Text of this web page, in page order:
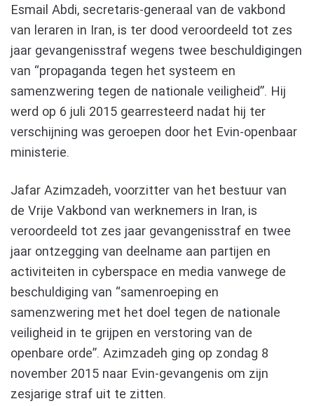
Esmail Abdi, secretaris-generaal van de vakbond
van leraren in Iran, is ter dood veroordeeld tot zes
jaar gevangenisstraf wegens twee beschuldigingen
van “propaganda tegen het systeem en
samenzwering tegen de nationale veiligheid”. Hij
werd op 6 juli 2015 gearresteerd nadat hij ter
verschijning was geroepen door het Evin-openbaar
ministerie.
Jafar Azimzadeh, voorzitter van het bestuur van
de Vrije Vakbond van werknemers in Iran, is
veroordeeld tot zes jaar gevangenisstraf en twee
jaar ontzegging van deelname aan partijen en
activiteiten in cyberspace en media vanwege de
beschuldiging van “samenroeping en
samenzwering met het doel tegen de nationale
veiligheid in te grijpen en verstoring van de
openbare orde”. Azimzadeh ging op zondag 8
november 2015 naar Evin-gevangenis om zijn
zesjarige straf uit te zitten.